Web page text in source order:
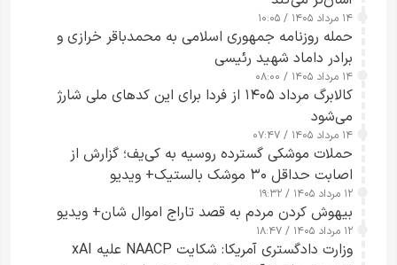
۱۴ مرداد ۱۴۰۵ / ۱۰:۰۵
حمله روزنامه جمهوری اسلامی به محمدباقر خرازی و
برادر داماد شهید رئیسی
۱۴ مرداد ۱۴۰۵ / ۰۸:۰۰
کالابرگ مرداد ۱۴۰۵ از فردا برای این کدهای ملی شارژ
می‌شود
۱۴ مرداد ۱۴۰۵ / ۰۷:۴۷
حملات موشکی گسترده روسیه به کی‌یف؛ گزارش از
اصابت حداقل ۳۰ موشک بالستیک+ ویدیو
۱۲ مرداد ۱۴۰۵ / ۱۹:۳۲
بیهوش کردن مردم به قصد تاراج اموال شان+ ویدیو
۱۲ مرداد ۱۴۰۵ / ۱۸:۴۷
وزارت دادگستری آمریکا: شکایت NAACP علیه xAI